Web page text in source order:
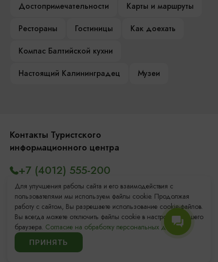
Достопримечательности
Карты и маршруты
Рестораны
Гостиницы
Как доехать
Компас Балтийской кухни
Настоящий Калининградец
Музеи
Контакты Туристского
информационного центра
Площадь Победы, 1 Закрыто
ул. Октябрьская, 2/3 Закрыто
+7 (4012) 555-200
8 (800) 200-55-39
info@visit-kaliningrad.ru
Для улучшения работы сайта и его взаимодействия с
пользователями мы используем файлы cookie. Продолжая
работу с сайтом, Вы разрешаете использование cookie-файлов.
Вы всегда можете отключить файлы cookie в настройках Вашего
браузера. Согласие на обработку персональных данных.
ПРИНЯТЬ